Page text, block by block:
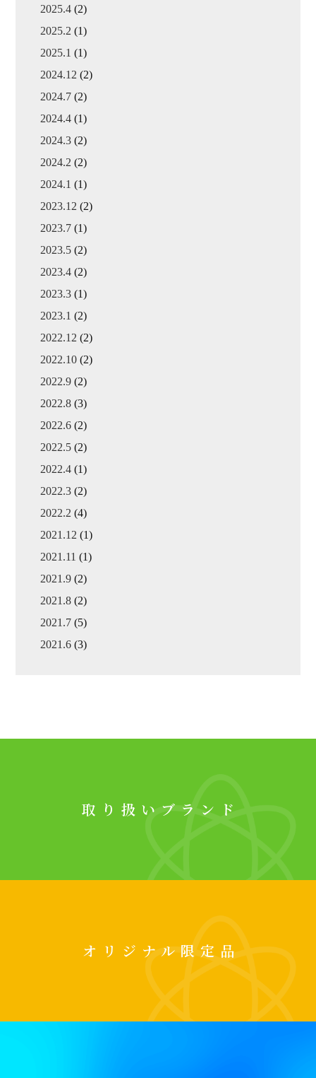
2025.4 (2)
2025.2 (1)
2025.1 (1)
2024.12 (2)
2024.7 (2)
2024.4 (1)
2024.3 (2)
2024.2 (2)
2024.1 (1)
2023.12 (2)
2023.7 (1)
2023.5 (2)
2023.4 (2)
2023.3 (1)
2023.1 (2)
2022.12 (2)
2022.10 (2)
2022.9 (2)
2022.8 (3)
2022.6 (2)
2022.5 (2)
2022.4 (1)
2022.3 (2)
2022.2 (4)
2021.12 (1)
2021.11 (1)
2021.9 (2)
2021.8 (2)
2021.7 (5)
2021.6 (3)
取り扱いブランド
オリジナル限定品